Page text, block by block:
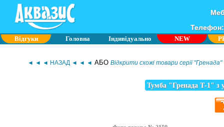
Телефон:
Відгуки Головна Індивідуально NEW
◄ ◄ ◄ НАЗАД ◄ ◄ ◄ АБО Відкрити схожі товари серії "Гренада"
Тумба "Гренада Т-1" з